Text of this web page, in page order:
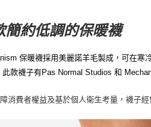
簡約低調的保暖襪
保暖襪採用美麗諾羊毛製成，可在寒
此款襪子有Pas Normal Studios 和
消費者權益及基於個人衛生考量，襪子